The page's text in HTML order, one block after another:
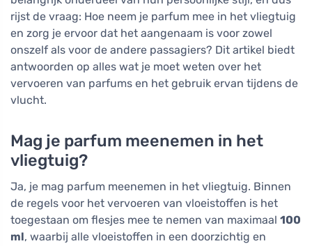
rijst de vraag: Hoe neem je parfum mee in het vliegtuig
en zorg je ervoor dat het aangenaam is voor zowel
onszelf als voor de andere passagiers? Dit artikel biedt
antwoorden op alles wat je moet weten over het
vervoeren van parfums en het gebruik ervan tijdens de
vlucht.
Mag je parfum meenemen in het
vliegtuig?
Ja, je mag parfum meenemen in het vliegtuig. Binnen
de regels voor het vervoeren van vloeistoffen is het
toegestaan om flesjes mee te nemen van maximaal 100
ml, waarbij alle vloeistoffen in een doorzichtig en